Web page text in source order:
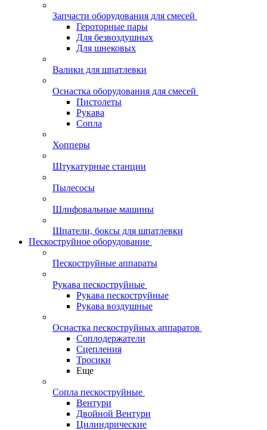
Запчасти оборудования для смесей
Героторные пары
Для безвоздушных
Для шнековых
Валики для шпатлевки
Оснастка оборудования для смесей
Пистолеты
Рукава
Сопла
Хопперы
Штукатурные станции
Пылесосы
Шлифовальные машины
Шпатели, боксы для шпатлевки
Пескоструйное оборудование
Пескоструйные аппараты
Рукава пескоструйные
Рукава пескоструйные
Рукава воздушные
Оснастка пескоструйных аппаратов
Соплодержатели
Сцепления
Тросики
Еще
Сопла пескоструйные
Вентури
Двойной Вентури
Цилиндрические